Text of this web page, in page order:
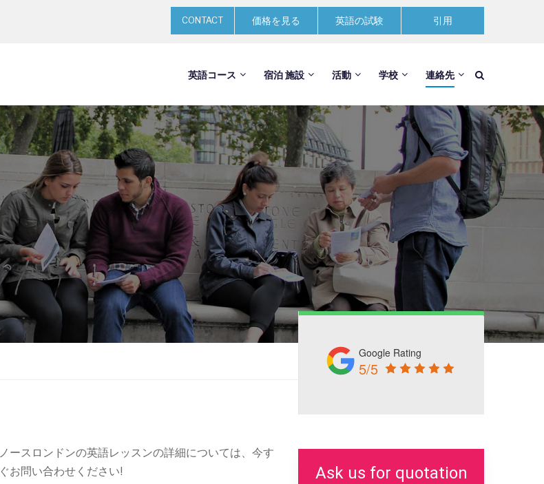
引用
英語の試験
価格を見る
CONTACT
英語コース 宿泊 施設 活動 学校 連絡先
ノースロンドンの英語レッスンの詳細については、今す
ぐお問い合わせください!
Google Rating
5/5
Ask us for quotation